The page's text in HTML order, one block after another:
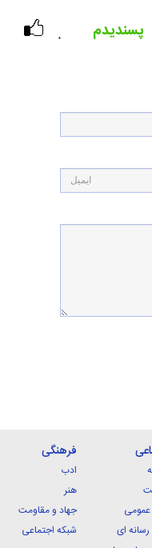
۰ پسندیدم
عمومی
ای
فرهنگی
ادب
هنر
جهاد و مقاومت
شبکه اجتماعی